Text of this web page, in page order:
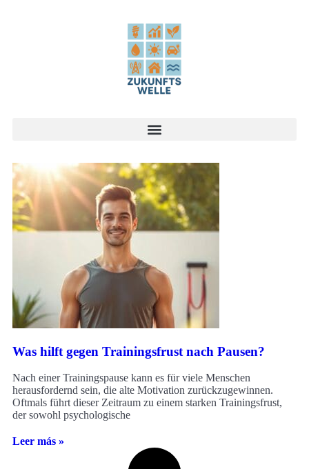
Was hilft gegen Trainingsfrust nach Pausen?
Nach einer Trainingspause kann es für viele Menschen
herausfordernd sein, die alte Motivation zurückzugewinnen.
Oftmals führt dieser Zeitraum zu einem starken Trainingsfrust,
der sowohl psychologische
Leer más »